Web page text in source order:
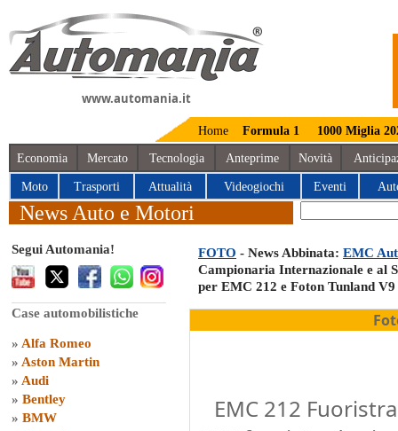
www.automania.it
Home Formula 1 1000 Miglia
Economia Mercato Tecnologia Anteprime Novità
Moto Trasporti Attualità Videogiochi Eventi
News Auto e Motori
Segui Automania!
Case automobilistiche
» Alfa Romeo
» Aston Martin
» Audi
» Bentley
» BMW
FOTO - News Abbinata: EMC
Campionaria Internazionale e al
per EMC 212 e Foton Tunland
EMC 212